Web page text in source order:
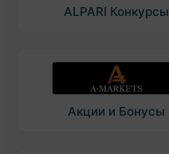
ALPARI Конкурсы
Акции и Бонусы